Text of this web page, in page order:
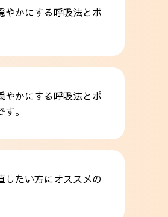
やかにする呼吸法とポ
やかにする呼吸法とポ
。
したい方にオススメの